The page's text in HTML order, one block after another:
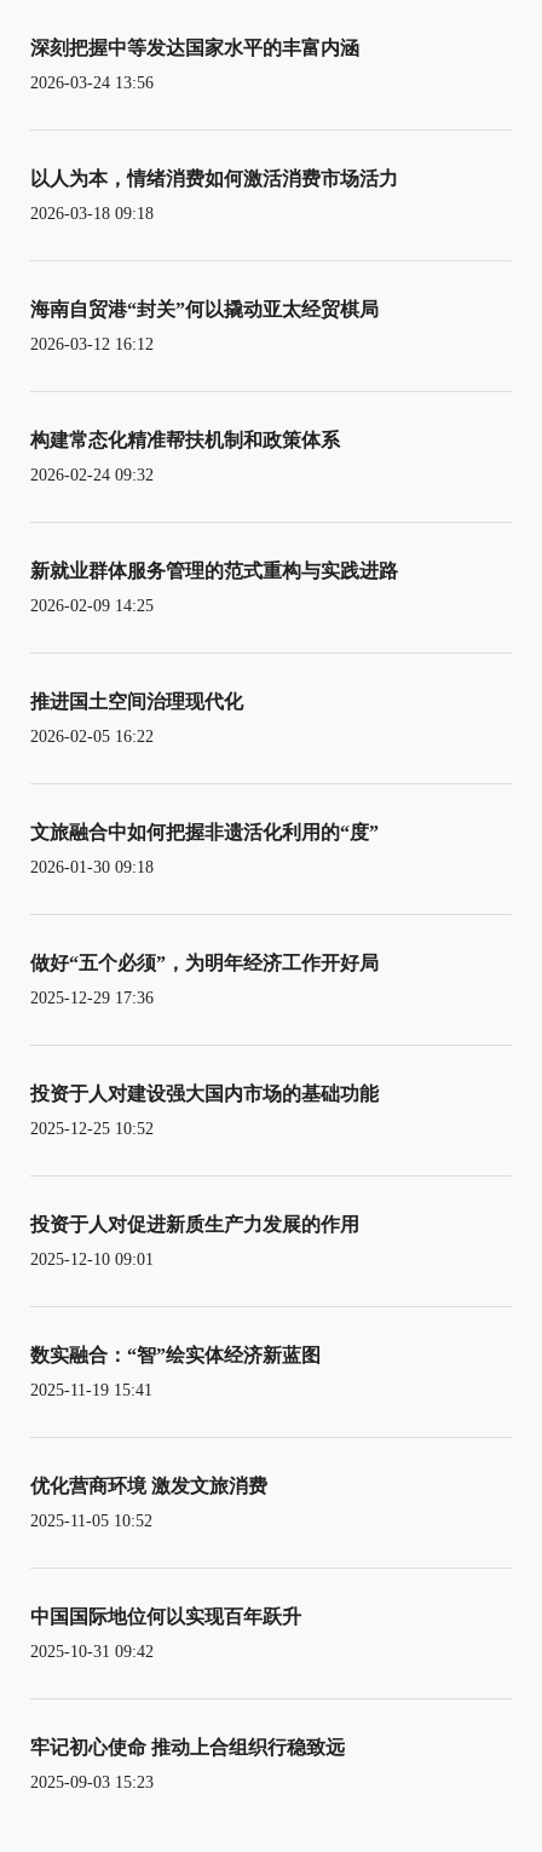
深刻把握中等发达国家水平的丰富内涵
2026-03-24 13:56
以人为本，情绪消费如何激活消费市场活力
2026-03-18 09:18
海南自贸港“封关”何以撬动亚太经贸棋局
2026-03-12 16:12
构建常态化精准帮扶机制和政策体系
2026-02-24 09:32
新就业群体服务管理的范式重构与实践进路
2026-02-09 14:25
推进国土空间治理现代化
2026-02-05 16:22
文旅融合中如何把握非遗活化利用的“度”
2026-01-30 09:18
做好“五个必须”，为明年经济工作开好局
2025-12-29 17:36
投资于人对建设强大国内市场的基础功能
2025-12-25 10:52
投资于人对促进新质生产力发展的作用
2025-12-10 09:01
数实融合：“智”绘实体经济新蓝图
2025-11-19 15:41
优化营商环境 激发文旅消费
2025-11-05 10:52
中国国际地位何以实现百年跃升
2025-10-31 09:42
牢记初心使命 推动上合组织行稳致远
2025-09-03 15:23